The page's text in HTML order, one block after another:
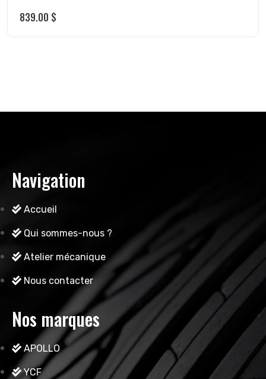
839.00 $
Navigation
Accueil
Qui sommes-nous ?
Atelier mécanique
Nous contacter
Nos marques
APOLLO
YCF